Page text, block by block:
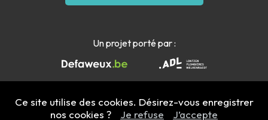
Un projet porté par :
Mentions légales- Copyright 2022 - 2026 plombieres.info
Ce site utilise des cookies. Désirez-vous enregistrer
nos cookies ?
Je refuse J’accepte